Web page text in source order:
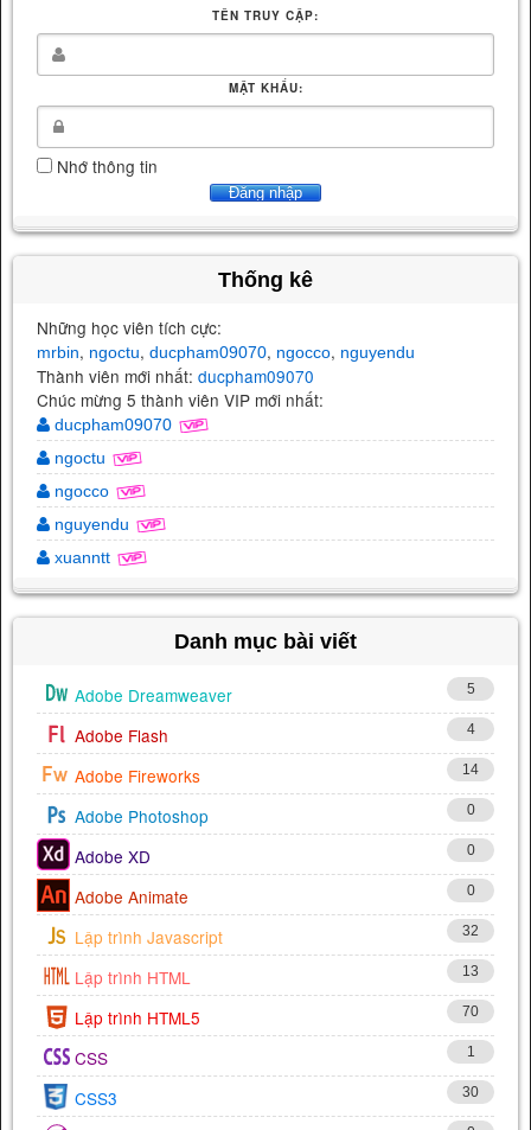
TÊN TRUY CẬP:
MẬT KHẨU:
Nhớ thông tin
Thống kê
Những học viên tích cực:
mrbin, ngoctu, ducpham09070, ngocco, nguyendu
Thành viên mới nhất: ducpham09070
Chúc mừng 5 thành viên VIP mới nhất:
ducpham09070
ngoctu
ngocco
nguyendu
xuanntt
Danh mục bài viết
Adobe Dreamweaver 5
Adobe Flash 4
Adobe Fireworks 14
Adobe Photoshop 0
Adobe XD 0
Adobe Animate 0
Lập trình Javascript 32
Lập trình HTML 13
Lập trình HTML5 70
CSS 1
CSS3 30